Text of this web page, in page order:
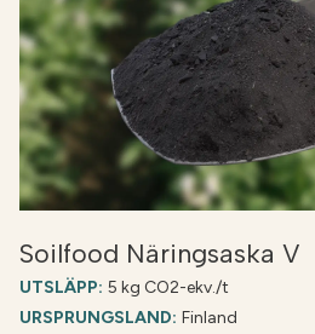
Soilfood Näringsaska V
UTSLÄPP: 5 kg CO2-ekv./t
URSPRUNGSLAND: Finland